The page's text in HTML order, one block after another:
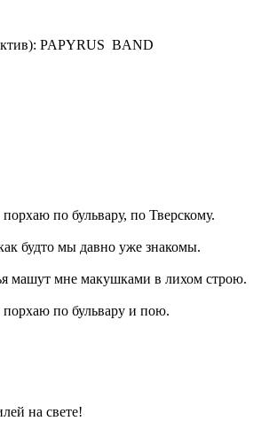
PAPYRUS BAND
по бульвару, по Тверскому.
будто мы давно уже знакомы.
машут мне макушками в лихом строю.
порхаю по бульвару и пою.
на свете!